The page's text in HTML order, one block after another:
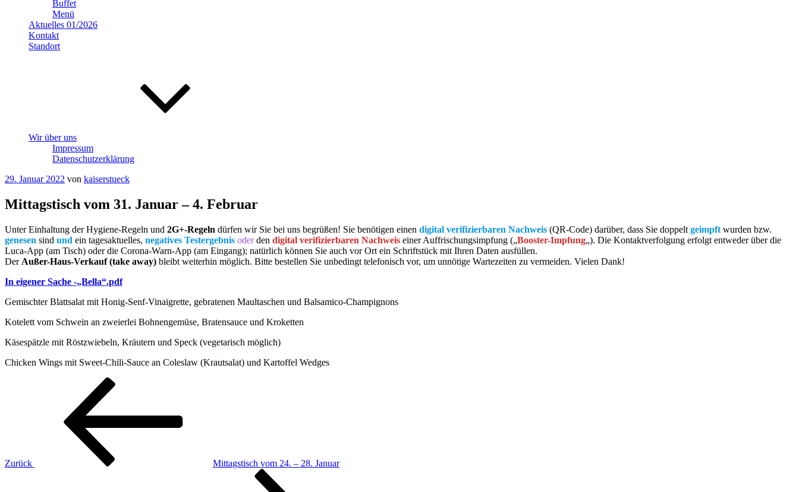
Buffet
Menü
Aktuelles 01/2026
Kontakt
Standort
Wir über uns
Impressum
Datenschutzerklärung
Veröffentlicht
29. Januar 2022 von kaiserstueck
Mittagstisch vom 31. Januar – 4. Februar
Unter Einhaltung der Hygiene-Regeln und 2G+-Regeln dürfen wir Sie bei uns begrüßen! Sie benötigen einen digital verifizierbaren Nachweis (QR-Code) darüber, dass Sie doppelt geimpft wurden bzw.
genesen sind und ein tagesaktuelles, negatives Testergebnis oderden digital verifizierbaren Nachweis einer Auffrischungsimpfung („Booster-Impfung„). Die Kontaktverfolgung erfolgt entweder über die
Luca-App (am Tisch) oder die Corona-Warn-App (am Eingang); natürlich können Sie auch vor Ort ein Schriftstück mit Ihren Daten ausfüllen.
Der Außer-Haus-Verkauf (take away) bleibt weiterhin möglich. Bitte bestellen Sie unbedingt telefonisch vor, um unnötige Wartezeiten zu vermeiden. Vielen Dank!
In eigener Sache -„Bella“.pdf
Gemischter Blattsalat mit Honig-Senf-Vinaigrette, gebratenen Maultaschen und Balsamico-Champignons
Kotelett vom Schwein an zweierlei Bohnengemüse, Bratensauce und Kroketten
Käsespätzle mit Röstzwiebeln, Kräutern und Speck (vegetarisch möglich)
Chicken Wings mit Sweet-Chili-Sauce an Coleslaw (Krautsalat) und Kartoffel Wedges
Beitragsnavigation
Zurück
Mittagstisch vom 24. – 28. Januar